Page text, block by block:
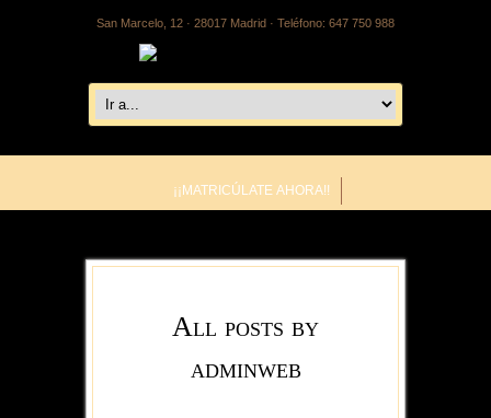
San Marcelo, 12 · 28017 Madrid · Teléfono: 647 750 988
¡¡MATRICÚLATE AHORA!!
All posts by
adminweb